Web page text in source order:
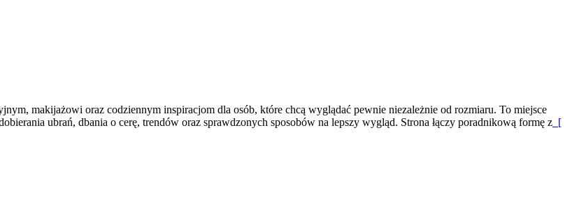
makijażowi oraz codziennym inspiracjom dla osób, które chcą wyglądać pewnie niezależnie od rozmiaru. To miejsce
ubrań, dbania o cerę, trendów oraz sprawdzonych sposobów na lepszy wygląd. Strona łączy poradnikową formę z [